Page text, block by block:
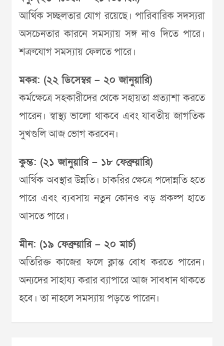
আর্থিক সচ্ছলতার যোগ রয়েছে। পারিবারিক সদস্যরা
অসচেনতার কারনে সমস্যায় সঙ্গ নাও দিতে পারে।
শত্রুযোগ সমস্যায় ফেলতে পারে।
মকর: (২২ ডিসেম্বর – ২০ জানুয়ারি)
কর্মক্ষেত্রে সহকারীদের থেকে সহায়তা প্রত্যাশা করতে
পারেন। স্বাস্থ্য ভালো থাকবে এবং যাবতীয় জাগতিক
সুখগুলি আজ ভোগ করবেন।
কুম্ভ: (২১ জানুয়ারি – ১৮ ফেব্রুয়ারি)
আর্থিক অবস্থার উন্নতি। চাকরির ক্ষেত্রে পদোন্নতি হতে
পারে এবং ব্যবসায় নতুন কোনও বড় প্রকল্প হাতে
আসতে পারে।
মীন: (১৯ ফেব্রুয়ারি – ২০ মার্চ)
অতিরিক্ত কাজের ফলে ক্লান্ত বোধ করতে পারেন।
অন্যদের সাহায্য করার ব্যাপারে আজ সাবধান থাকতে
হবে। তা নাহলে সমস্যায় পড়তে পারেন।